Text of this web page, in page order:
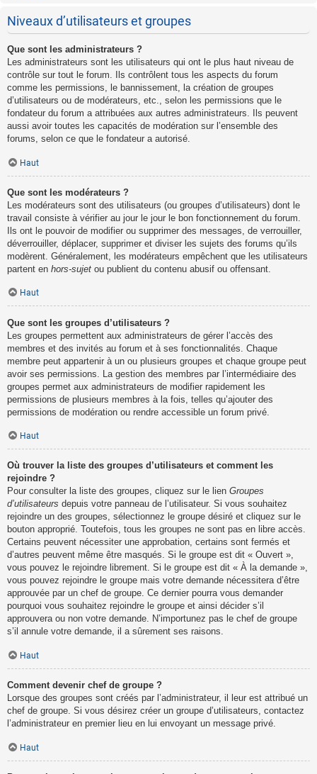
Niveaux d’utilisateurs et groupes
Que sont les administrateurs ?
Les administrateurs sont les utilisateurs qui ont le plus haut niveau de
contrôle sur tout le forum. Ils contrôlent tous les aspects du forum
comme les permissions, le bannissement, la création de groupes
d’utilisateurs ou de modérateurs, etc., selon les permissions que le
fondateur du forum a attribuées aux autres administrateurs. Ils peuvent
aussi avoir toutes les capacités de modération sur l’ensemble des
forums, selon ce que le fondateur a autorisé.
Haut
Que sont les modérateurs ?
Les modérateurs sont des utilisateurs (ou groupes d’utilisateurs) dont le
travail consiste à vérifier au jour le jour le bon fonctionnement du forum.
Ils ont le pouvoir de modifier ou supprimer des messages, de verrouiller,
déverrouiller, déplacer, supprimer et diviser les sujets des forums qu’ils
modèrent. Généralement, les modérateurs empêchent que les utilisateurs
partent en hors-sujet ou publient du contenu abusif ou offensant.
Haut
Que sont les groupes d’utilisateurs ?
Les groupes permettent aux administrateurs de gérer l’accès des
membres et des invités au forum et à ses fonctionnalités. Chaque
membre peut appartenir à un ou plusieurs groupes et chaque groupe peut
avoir ses permissions. La gestion des membres par l’intermédiaire des
groupes permet aux administrateurs de modifier rapidement les
permissions de plusieurs membres à la fois, telles qu’ajouter des
permissions de modération ou rendre accessible un forum privé.
Haut
Où trouver la liste des groupes d’utilisateurs et comment les
rejoindre ?
Pour consulter la liste des groupes, cliquez sur le lien Groupes
d’utilisateurs depuis votre panneau de l’utilisateur. Si vous souhaitez
rejoindre un des groupes, sélectionnez le groupe désiré et cliquez sur le
bouton approprié. Toutefois, tous les groupes ne sont pas en libre accès.
Certains peuvent nécessiter une approbation, certains sont fermés et
d’autres peuvent même être masqués. Si le groupe est dit « Ouvert »,
vous pouvez le rejoindre librement. Si le groupe est dit « À la demande »,
vous pouvez rejoindre le groupe mais votre demande nécessitera d’être
approuvée par un chef de groupe. Ce dernier pourra vous demander
pourquoi vous souhaitez rejoindre le groupe et ainsi décider s’il
approuvera ou non votre demande. N’importunez pas le chef de groupe
s’il annule votre demande, il a sûrement ses raisons.
Haut
Comment devenir chef de groupe ?
Lorsque des groupes sont créés par l’administrateur, il leur est attribué un
chef de groupe. Si vous désirez créer un groupe d’utilisateurs, contactez
l’administrateur en premier lieu en lui envoyant un message privé.
Haut